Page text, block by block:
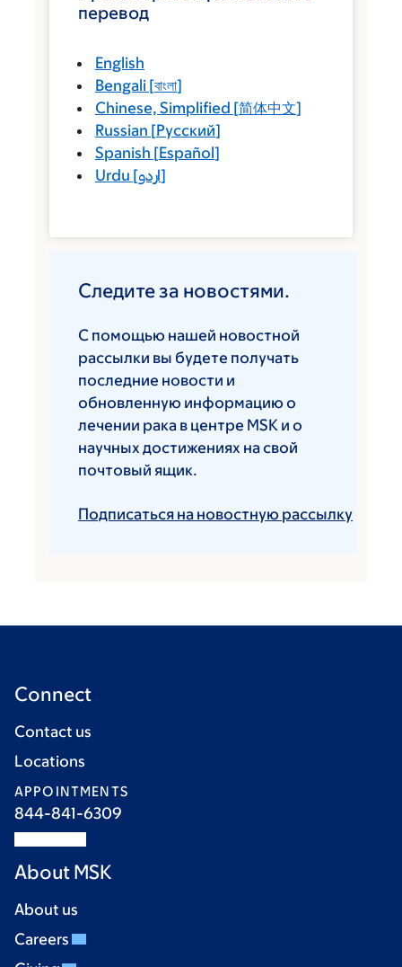
перевод
English
Bengali [বাংলা]
Chinese, Simplified [简体中文]
Russian [Русский]
Spanish [Español]
Urdu [اردو]
Следите за новостями.
С помощью нашей новостной
рассылки вы будете получать
последние новости и
обновленную информацию о
лечении рака в центре MSK и о
научных достижениях на свой
почтовый ящик.
Подписаться на новостную рассылку
Connect
Contact us
Locations
APPOINTMENTS
844-841-6309
About MSK
About us
Careers